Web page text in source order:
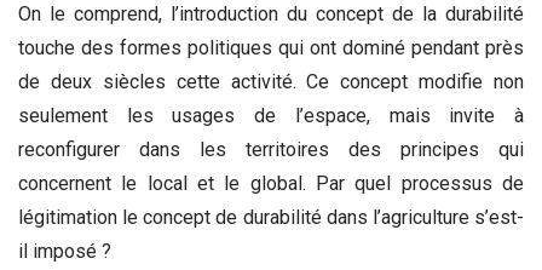
On le comprend, l’introduction du concept de la durabilité
touche des formes politiques qui ont dominé pendant près
de deux siècles cette activité. Ce concept modifie non
seulement les usages de l’espace, mais invite à
reconfigurer dans les territoires des principes qui
concernent le local et le global. Par quel processus de
légitimation le concept de durabilité dans l’agriculture s’est-
il imposé ?